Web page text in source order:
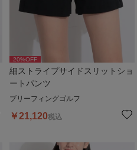
20%OFF
細ストライプサイドスリットショ
ートパンツ
ブリーフィングゴルフ
￥21,120税込